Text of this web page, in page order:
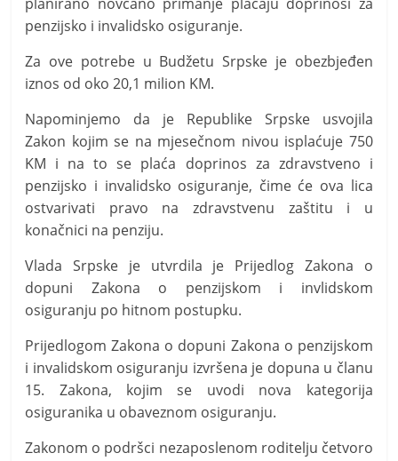
penzijsko i invalidsko osiguranje.
Za ove potrebe u Budžetu Srpske je obezbjeđen
iznos od oko 20,1 milion KM.
Napominjemo da je Republike Srpske usvojila
Zakon kojim se na mjesečnom nivou isplaćuje 750
KM i na to se plaća doprinos za zdravstveno i
penzijsko i invalidsko osiguranje, čime će ova lica
ostvarivati pravo na zdravstvenu zaštitu i u
konačnici na penziju.
Vlada Srpske je utvrdila je Prijedlog Zakona o
dopuni Zakona o penzijskom i invlidskom
osiguranju po hitnom postupku.
Prijedlogom Zakona o dopuni Zakona o penzijskom
i invalidskom osiguranju izvršena je dopuna u članu
15. Zakona, kojim se uvodi nova kategorija
osiguranika u obaveznom osiguranju.
Zakonom o podršci nezaposlenom roditelju četvoro